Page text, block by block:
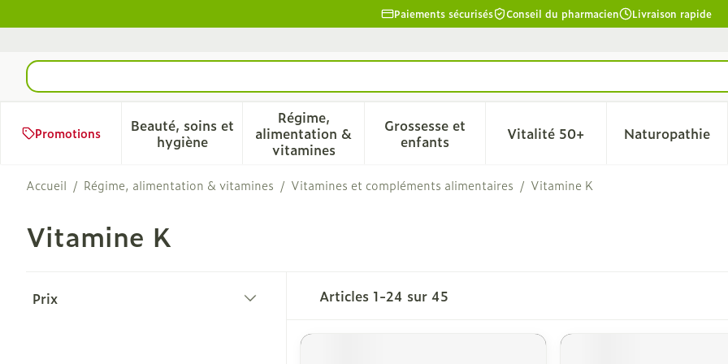
Paiements sécurisés Conseil du pharmacien Livraison rapide
Rechercher
Promotions
Beauté, soins et
hygièneAfficher le sous-menu pour la catégorie Beauté, soins et hygiène
Régime,
alimentation &
vitaminesAfficher le sous-menu pour la catégorie Régime, alimentation &
Grossesse et
enfantsAfficher le sous-menu pour la catégorie
Vitalité 50+Afficher le sous-menu pour
Naturopathie
Afficher
Accueil / Régime, alimentation & vitamines / Vitamines et compléments alimentaires / Vitamine K
Vitamine K
Prix
Articles 1-24 sur 45